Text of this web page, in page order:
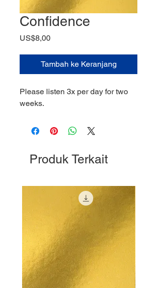
Confidence
US$8,00Harga
Tambah ke Keranjang
Please listen 3x per day for two
weeks.
Produk Terkait